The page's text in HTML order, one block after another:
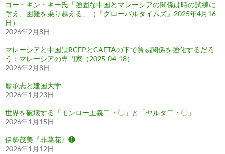
コー・キン・キー氏「強固な中国とマレーシアの関係は時の試練に
耐え、困難を乗り越える」（『グローバルタイムズ』2025年4月16
日）
2026年2月8日
マレーシアと中国はRCEPとCAFTAの下で貿易関係を強化するだろ
う：マレーシアの専門家（2025-04-18）
2026年2月8日
廖承志と建国大学
2026年1月23日
世界を破壊する「モンロー主義二・〇」と「ヤルタ二・〇」
2026年1月15日
伊勢茂美『非葛花』❶
2026年1月12日